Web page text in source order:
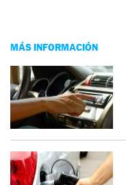
MÁS INFORMACIÓN